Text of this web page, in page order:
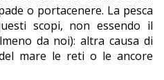
o portacenere. La pesca
scopi, non essendo il
da noi): altra causa di
mare le reti o le ancore